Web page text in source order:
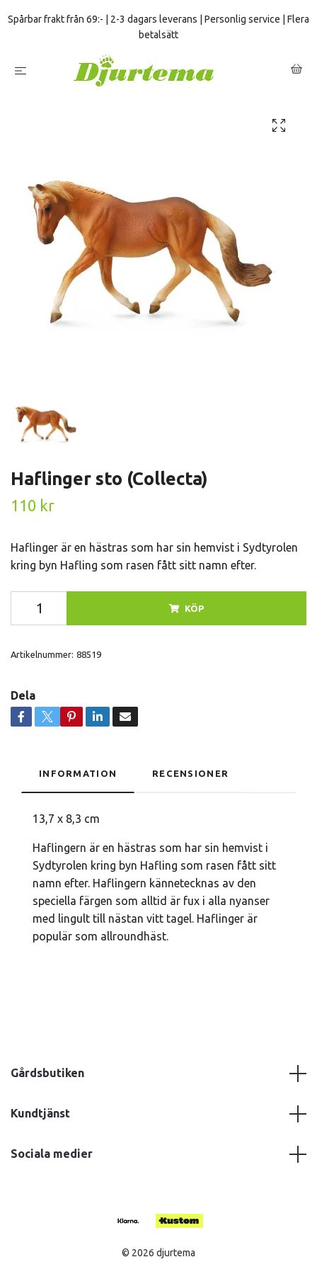
Spårbar frakt från 69:- | 2-3 dagars leverans | Personlig service | Flera
betalsätt
Haflinger sto (Collecta)
110 kr
Haflinger är en hästras som har sin hemvist i Sydtyrolen
kring byn Hafling som rasen fått sitt namn efter.
KÖP
Artikelnummer: 88519
Dela
INFORMATION RECENSIONER
13,7 x 8,3 cm
Haflingern är en hästras som har sin hemvist i
Sydtyrolen kring byn Hafling som rasen fått sitt
namn efter. Haflingern kännetecknas av den
speciella färgen som alltid är fux i alla nyanser
med lingult till nästan vitt tagel. Haflinger är
populär som allroundhäst.
Gårdsbutiken
Kundtjänst
Sociala medier
© 2026 djurtema